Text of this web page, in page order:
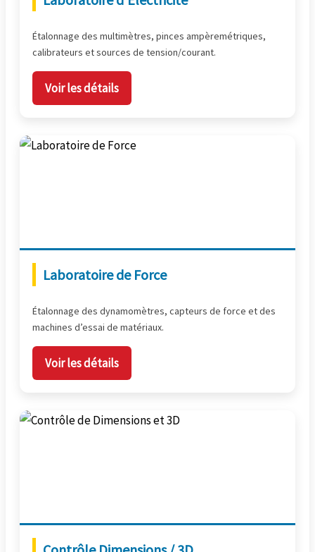
Étalonnage des multimètres, pinces ampèremétriques,
calibrateurs et sources de tension/courant.
Voir les détails
Laboratoire de Force
Étalonnage des dynamomètres, capteurs de force et des
machines d’essai de matériaux.
Voir les détails